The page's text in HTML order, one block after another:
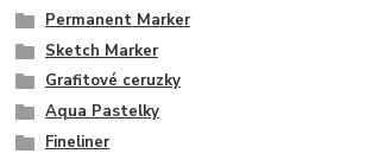
Permanent Marker
Sketch Marker
Grafitové ceruzky
Aqua Pastelky
Fineliner